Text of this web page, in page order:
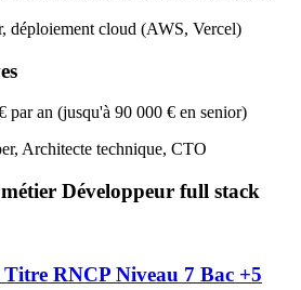
déploiement cloud (AWS, Vercel)
par an (jusqu'à 90 000 € en senior)
Architecte technique, CTO
Développeur full stack
RNCP Niveau 7 Bac +5